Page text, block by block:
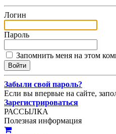
Логин
Пароль
Запомнить меня на этом
Забыли свой пароль?
Если вы впервые на сайте,
Зарегистрироваться
РАССЫЛКА
Полезная информация